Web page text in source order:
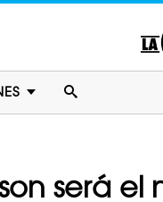
será